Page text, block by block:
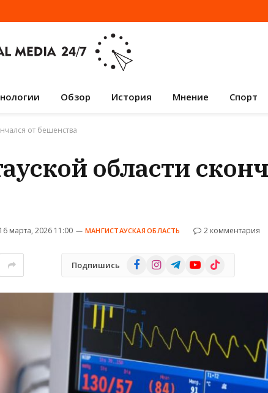
Обзор История Мнение Спорт
от бешенства
области
16 марта, 2026 11:00 МАНГИСТАУСКАЯ ОБЛАСТЬ 2 комментария
Подпишись FacebookInstagramTelegramYouTube
TikTok